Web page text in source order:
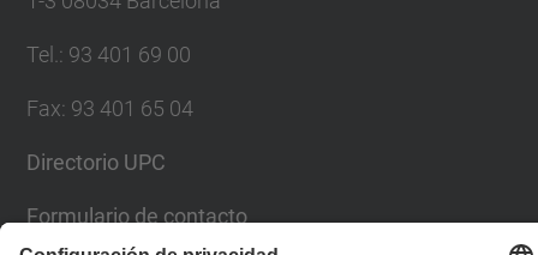
Tel. : 93 401 69 00
Fax: 93 401 65 04
Directorio UPC
Formulario de contacto